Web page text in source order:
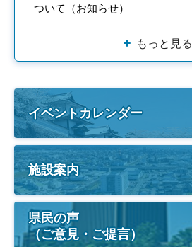
ついて（お知らせ）
もっと見る
イベントカレンダー
施設案内
県民の声
（ご意見・ご提言）